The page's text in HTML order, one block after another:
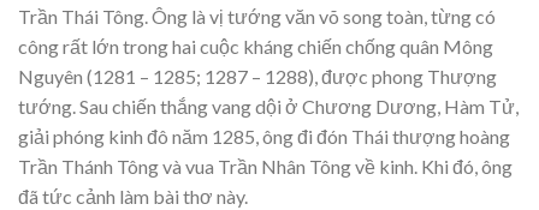
Trần Thái Tông. Ông là vị tướng văn võ song toàn, từng có
công rất lớn trong hai cuộc kháng chiến chống quân Mông
Nguyên (1281 – 1285; 1287 – 1288), được phong Thượng
tướng. Sau chiến thắng vang dội ở Chương Dương, Hàm Tử,
giải phóng kinh đô năm 1285, ông đi đón Thái thượng hoàng
Trần Thánh Tông và vua Trần Nhân Tông về kinh. Khi đó, ông
đã tức cảnh làm bài thơ này.